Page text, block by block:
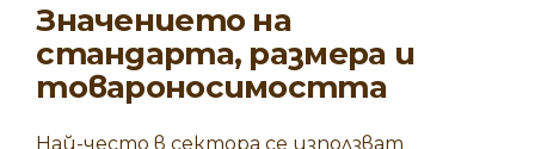
Значението на
стандарта, размера и
товароносимостта
Най-често в сектора се използват